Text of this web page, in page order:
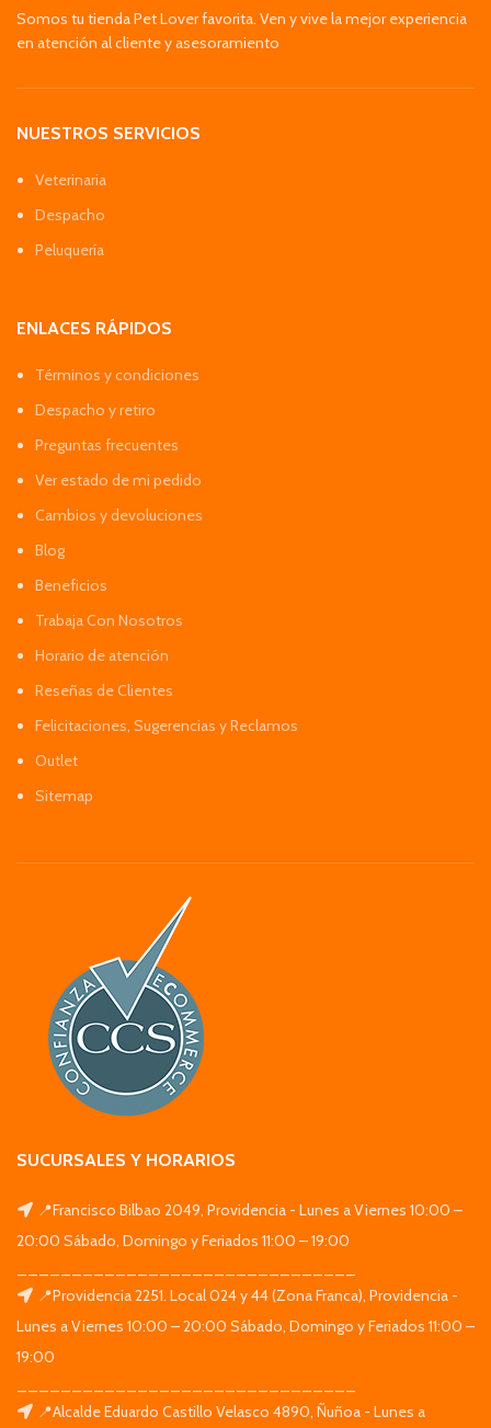
Somos tu tienda Pet Lover favorita. Ven y vive la mejor experiencia
en atención al cliente y asesoramiento
NUESTROS SERVICIOS
Veterinaria
Despacho
Peluquería
ENLACES RÁPIDOS
Términos y condiciones
Despacho y retiro
Preguntas frecuentes
Ver estado de mi pedido
Cambios y devoluciones
Blog
Beneficios
Trabaja Con Nosotros
Horario de atención
Reseñas de Clientes
Felicitaciones, Sugerencias y Reclamos
Outlet
Sitemap
SUCURSALES Y HORARIOS
📍Francisco Bilbao 2049, Providencia - Lunes a Viernes 10:00 –
20:00 Sábado, Domingo y Feriados 11:00 – 19:00
📍Providencia 2251. Local 024 y 44 (Zona Franca), Providencia -
Lunes a Viernes 10:00 – 20:00 Sábado, Domingo y Feriados 11:00 –
19:00
📍Alcalde Eduardo Castillo Velasco 4890, Ñuñoa - Lunes a